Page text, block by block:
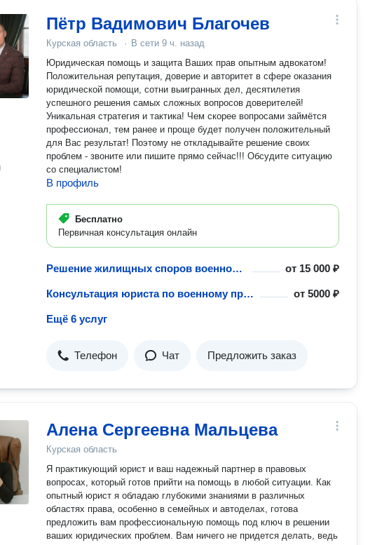
Пётр Вадимович Благочев
Курская область · В сети 9 ч. назад
Юридическая помощь и защита Ваших прав опытным адвокатом!
Положительная репутация, доверие и авторитет в сфере оказания
юридической помощи, сотни выигранных дел, десятилетия
успешного решения самых сложных вопросов доверителей!
Уникальная стратегия и тактика! Чем скорее вопросами займётся
профессионал, тем ранее и проще будет получен положительный
для Вас результат! Поэтому не откладывайте решение своих
проблем - звоните или пишите прямо сейчас!!! Обсудите ситуацию
со специалистом!
В профиль
Бесплатно
Первичная консультация онлайн
Решение жилищных споров военнослужащих от 15 000 ₽
Консультация юриста по военному праву от5000 ₽
Ещё 6 услуг
Телефон Чат Предложить заказ
Алена Сергеевна Мальцева
Курская область
Я практикующий юрист и ваш надежный партнер в правовых
вопросах, который готов прийти на помощь в любой ситуации. Как
опытный юрист я обладаю глубокими знаниями в различных
областях права, особенно в семейных и автоделах, готова
предложить вам профессиональную помощь под ключ в решении
ваших юридических проблем. Вам ничего не придется делать, ведь